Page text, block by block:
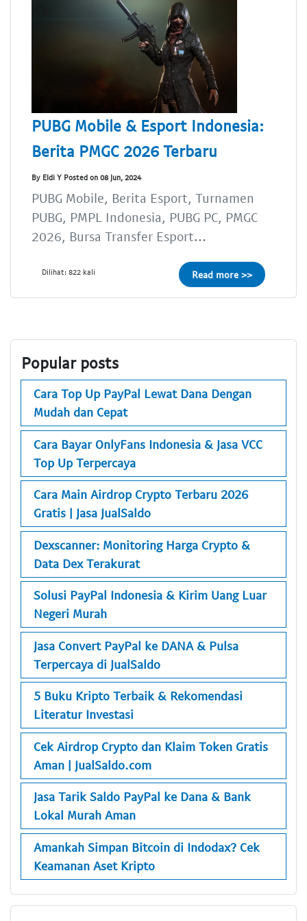
PUBG Mobile & Esport Indonesia:
Berita PMGC 2026 Terbaru
By Eldi Y Posted on 08 Jun, 2024
PUBG Mobile, Berita Esport, Turnamen
PUBG, PMPL Indonesia, PUBG PC, PMGC
2026, Bursa Transfer Esport...
Dilihat: 822 kali Read more >>
Popular posts
Cara Top Up PayPal Lewat Dana Dengan
Mudah dan Cepat
Cara Bayar OnlyFans Indonesia & Jasa VCC
Top Up Terpercaya
Cara Main Airdrop Crypto Terbaru 2026
Gratis | Jasa JualSaldo
Dexscanner: Monitoring Harga Crypto &
Data Dex Terakurat
Solusi PayPal Indonesia & Kirim Uang Luar
Negeri Murah
Jasa Convert PayPal ke DANA & Pulsa
Terpercaya di JualSaldo
5 Buku Kripto Terbaik & Rekomendasi
Literatur Investasi
Cek Airdrop Crypto dan Klaim Token Gratis
Aman | JualSaldo.com
Jasa Tarik Saldo PayPal ke Dana & Bank
Lokal Murah Aman
Amankah Simpan Bitcoin di Indodax? Cek
Keamanan Aset Kripto